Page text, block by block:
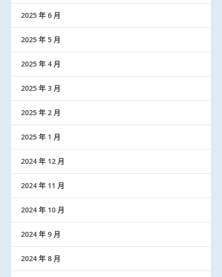
2025 年 6 月
2025 年 5 月
2025 年 4 月
2025 年 3 月
2025 年 2 月
2025 年 1 月
2024 年 12 月
2024 年 11 月
2024 年 10 月
2024 年 9 月
2024 年 8 月